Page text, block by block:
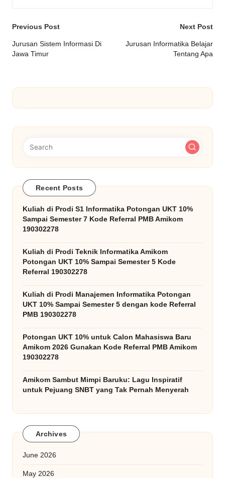
Post
navigation
Previous Post
Jurusan Sistem Informasi Di
Jawa Timur
Next Post
Jurusan Informatika Belajar
Tentang Apa
Recent Posts
Kuliah di Prodi S1 Informatika Potongan UKT 10%
Sampai Semester 7 Kode Referral PMB Amikom
190302278
Kuliah di Prodi Teknik Informatika Amikom
Potongan UKT 10% Sampai Semester 5 Kode
Referral 190302278
Kuliah di Prodi Manajemen Informatika Potongan
UKT 10% Sampai Semester 5 dengan kode Referral
PMB 190302278
Potongan UKT 10% untuk Calon Mahasiswa Baru
Amikom 2026 Gunakan Kode Referral PMB Amikom
190302278
Amikom Sambut Mimpi Baruku: Lagu Inspiratif
untuk Pejuang SNBT yang Tak Pernah Menyerah
Archives
June 2026
May 2026